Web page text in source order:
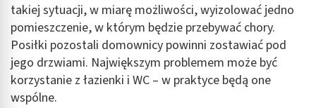
takiej sytuacji, w miarę możliwości, wyizolować jedno
pomieszczenie, w którym będzie przebywać chory.
Posiłki pozostali domownicy powinni zostawiać pod
jego drzwiami. Największym problemem może być
korzystanie z łazienki i WC – w praktyce będą one
wspólne.